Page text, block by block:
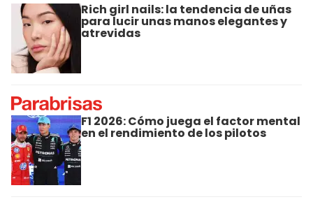
Rich girl nails: la tendencia de uñas
para lucir unas manos elegantes y
atrevidas
F1 2026: Cómo juega el factor mental
en el rendimiento de los pilotos